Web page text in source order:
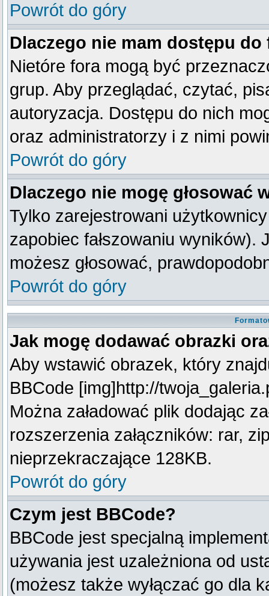
Powrót do góry
Dlaczego nie mam dostępu do
Nietóre fora mogą być
grup. Aby przeglądać, czytać,
autoryzacja. Dostępu do nich
oraz administratorzy i z nimi
Powrót do góry
Dlaczego nie mogę głosować
Tylko zarejestrowani
zapobiec fałszowaniu wyników).
możesz głosować,
Powrót do góry
Jak mogę dodawać obrazki
Aby wstawić obrazek, który
BBCode [img]http://
Można załadować plik dodając
rozszerzenia załączników: rar,
nieprzekraczające 128KB.
Powrót do góry
Czym jest BBCode?
BBCode jest specjalną
używania jest uzależniona od
(możesz także wyłączać go dla